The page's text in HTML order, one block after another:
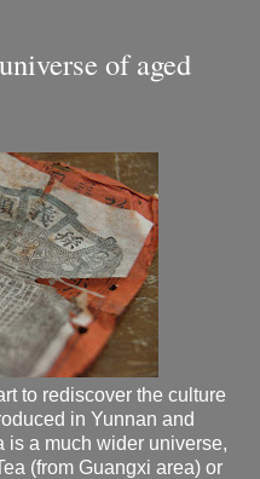
of aged
to rediscover the culture
in Yunnan and
is a much wider universe,
(from Guangxi area) or